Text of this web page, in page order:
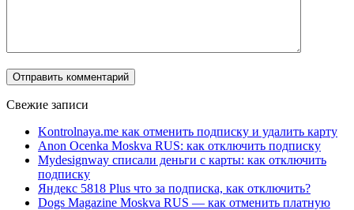
Свежие записи
Kontrolnaya.me как отменить подписку и удалить карту
Anon Ocenka Moskva RUS: как отключить подписку
Mydesignway списали деньги с карты: как отключить
подписку
Яндекс 5818 Plus что за подписка, как отключить?
Dogs Magazine Moskva RUS — как отменить платную